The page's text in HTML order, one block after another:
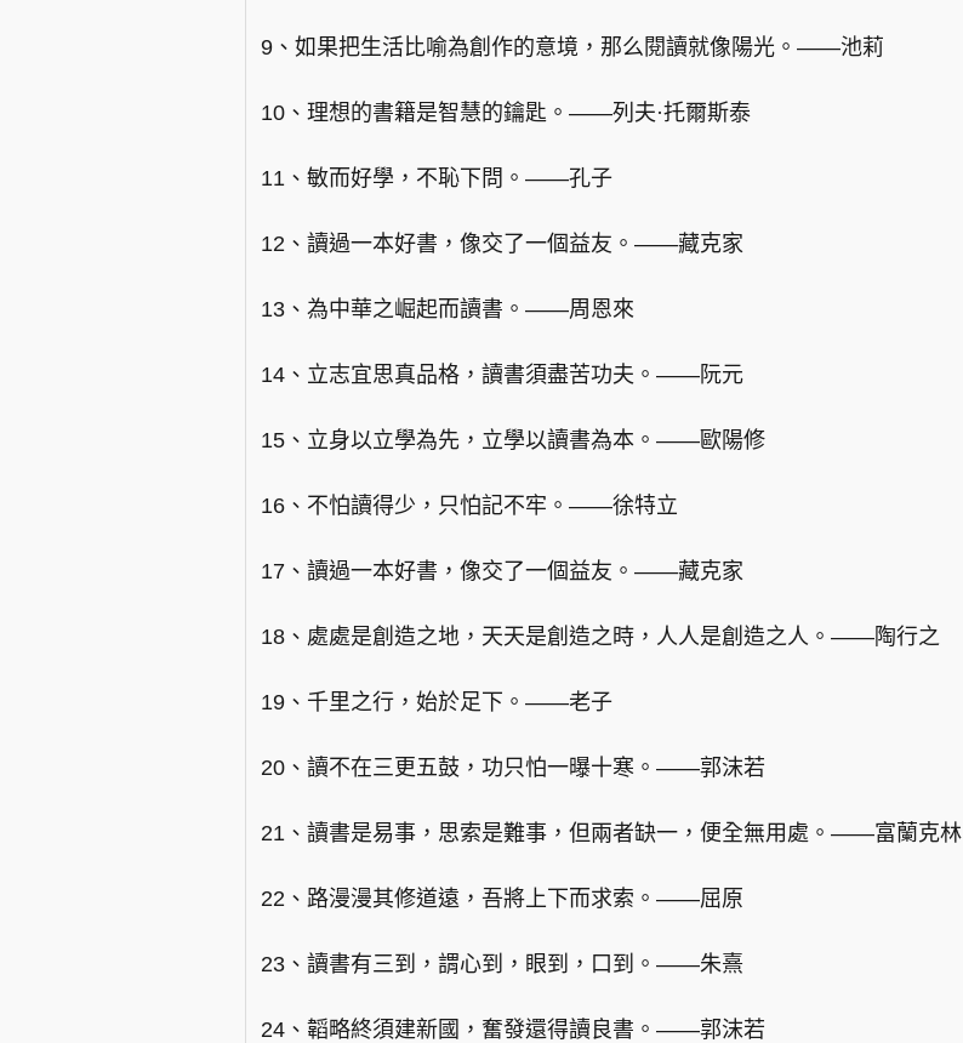
9、如果把生活比喻為創作的意境，那么閱讀就像陽光。——池莉
10、理想的書籍是智慧的鑰匙。——列夫·托爾斯泰
11、敏而好學，不恥下問。——孔子
12、讀過一本好書，像交了一個益友。——藏克家
13、為中華之崛起而讀書。——周恩來
14、立志宜思真品格，讀書須盡苦功夫。——阮元
15、立身以立學為先，立學以讀書為本。——歐陽修
16、不怕讀得少，只怕記不牢。——徐特立
17、讀過一本好書，像交了一個益友。——藏克家
18、處處是創造之地，天天是創造之時，人人是創造之人。——陶行之
19、千里之行，始於足下。——老子
20、讀不在三更五鼓，功只怕一曝十寒。——郭沫若
21、讀書是易事，思索是難事，但兩者缺一，便全無用處。——富蘭克林
22、路漫漫其修道遠，吾將上下而求索。——屈原
23、讀書有三到，謂心到，眼到，口到。——朱熹
24、韜略終須建新國，奮發還得讀良書。——郭沫若